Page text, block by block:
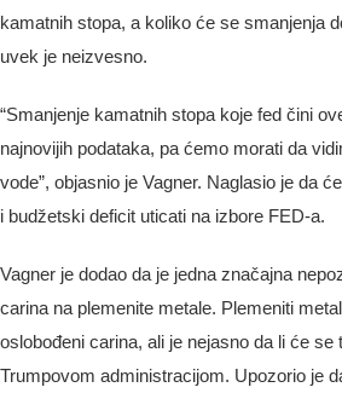
kamatnih stopa, a koliko će se smanjenja
uvek je neizvesno.
“Smanjenje kamatnih stopa koje fed čini
najnovijih podataka, pa ćemo morati da
vode”, objasnio je Vagner. Naglasio je da
i budžetski deficit uticati na izbore FED-a.
Vagner je dodao da je jedna značajna
carina na plemenite metale. Plemeniti
oslobođeni carina, ali je nejasno da li će se
Trumpovom administracijom. Upozorio je